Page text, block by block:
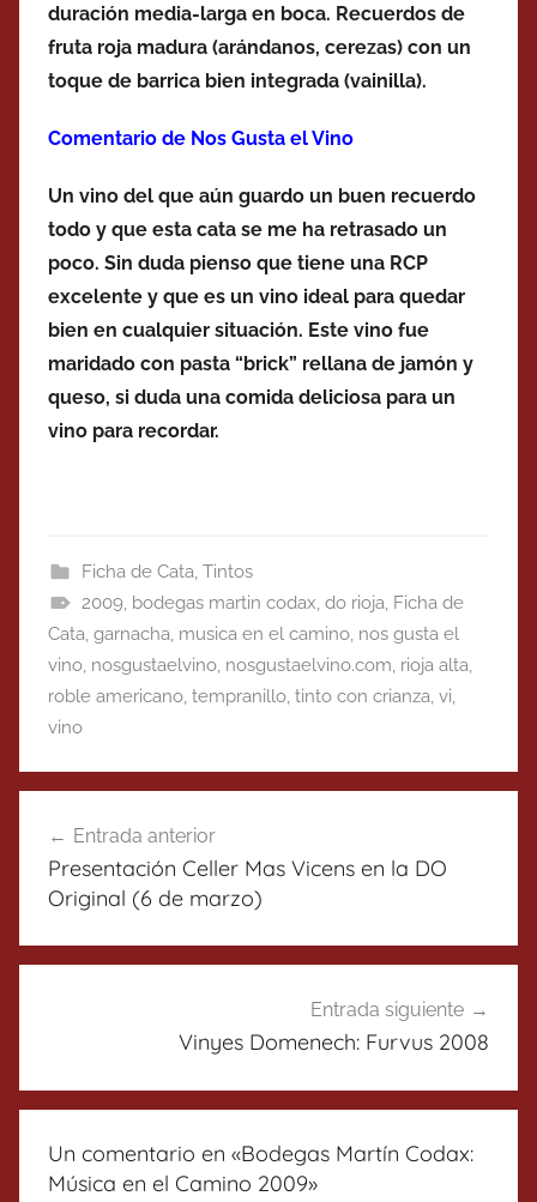
duración media-larga en boca. Recuerdos de
fruta roja madura (arándanos, cerezas) con un
toque de barrica bien integrada (vainilla).
Comentario de Nos Gusta el Vino
Un vino del que aún guardo un buen recuerdo
todo y que esta cata se me ha retrasado un
poco. Sin duda pienso que tiene una RCP
excelente y que es un vino ideal para quedar
bien en cualquier situación. Este vino fue
maridado con pasta “brick” rellana de jamón y
queso, si duda una comida deliciosa para un
vino para recordar.
Ficha de Cata, Tintos
2009, bodegas martin codax, do rioja, Ficha de
Cata, garnacha, musica en el camino, nos gusta el
vino, nosgustaelvino, nosgustaelvino.com, rioja alta,
roble americano, tempranillo, tinto con crianza, vi,
vino
de
entradas
Entrada anterior
Presentación Celler Mas Vicens en la DO
Original (6 de marzo)
Entrada siguiente
Vinyes Domenech: Furvus 2008
Un comentario en «Bodegas Martín Codax:
Música en el Camino 2009»